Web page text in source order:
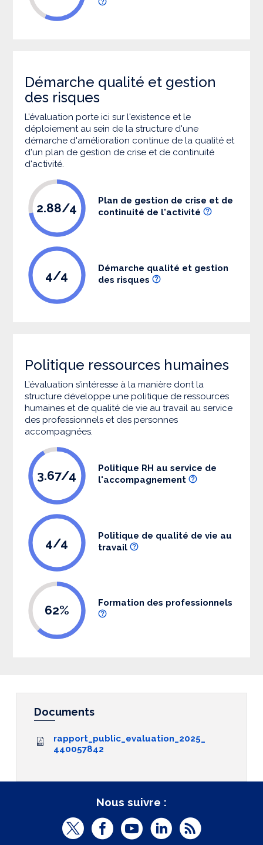
Démarche qualité et gestion
des risques
L’évaluation porte ici sur l'existence et le
déploiement au sein de la structure d'une
démarche d'amélioration continue de la qualité et
d'un plan de gestion de crise et de continuité
d'activité.
2.88/4
Plan de gestion de crise et de
continuité de l'activité
4/4
Démarche qualité et gestion
des risques
Politique ressources humaines
L’évaluation s’intéresse à la manière dont la
structure développe une politique de ressources
humaines et de qualité de vie au travail au service
des professionnels et des personnes
accompagnées.
3.67/4
Politique RH au service de
l'accompagnement
4/4
Politique de qualité de vie au
travail
62% Formation des professionnels
Documents
rapport_public_evaluation_2025_
440057842
Nous suivre :
T
F
Y
L
R